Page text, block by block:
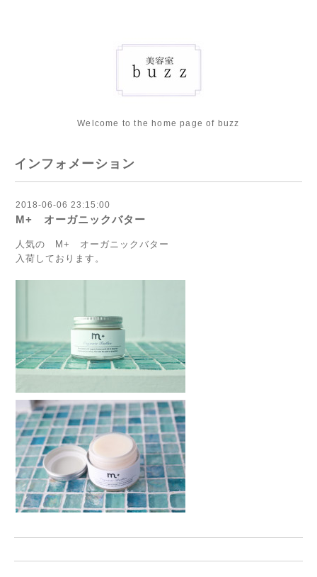
Welcome to the home page of buzz
インフォメーション
2018-06-06 23:15:00
M+ オーガニックバター
人気の M+ オーガニックバター
入荷しております。